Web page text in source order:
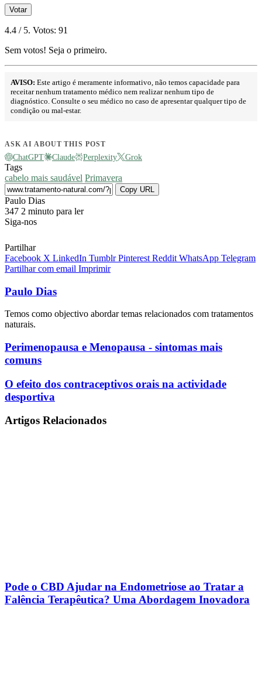
Votar
4.4 / 5. Votos: 91
Sem votos! Seja o primeiro.
AVISO: Este artigo é meramente informativo, não temos capacidade para
receitar nenhum tratamento médico nem realizar nenhum tipo de
diagnóstico. Consulte o seu médico no caso de apresentar qualquer tipo de
condição ou mal-estar.
ASK AI ABOUT THIS POST
ChatGPT Claude Perplexity Grok
Tags
cabelo mais saudável Primavera
Copy URL
Paulo DiasSend
an
347 2 minuto para ler
Siga-nos
Partilhar
Facebook X LinkedIn Tumblr Pinterest Reddit WhatsApp Telegram
Partilhar com email Imprimir
Paulo Dias
Temos como objectivo abordar temas relacionados com tratamentos
naturais.
Perimenopausa
Menopausa
sintomas
mais
Perimenopausa e Menopausa - sintomas mais
comuns
O
efeito
dos
contraceptivos
orais
O efeito dos contraceptivos orais na actividade
desportiva
Artigos Relacionados
Pode o CBD Ajudar na Endometriose ao Tratar a
Falência Terapêutica? Uma Abordagem Inovadora